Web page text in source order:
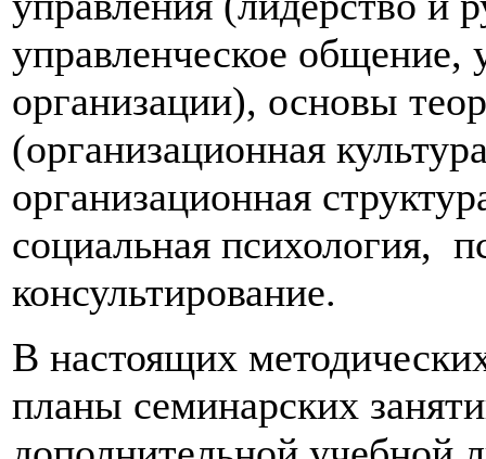
управленческое общение,
организации), основы
(организационная
организационная
социальная психология,
консультирование.
В настоящих
планы семинарских